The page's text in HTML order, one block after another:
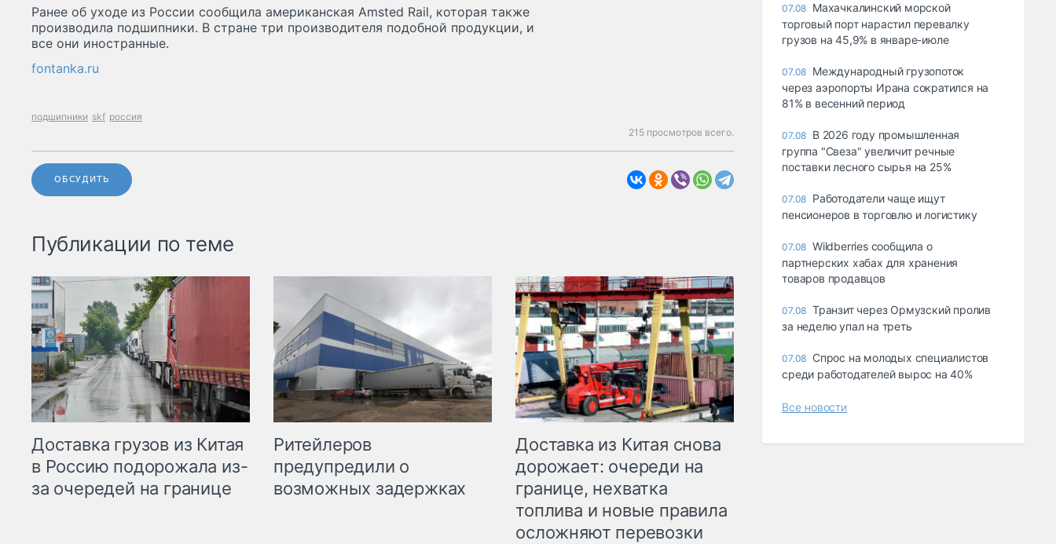
Ранее об уходе из России сообщила американская Amsted Rail, которая также
производила подшипники. В стране три производителя подобной продукции, и
все они иностранные.
fontanka.ru
подшипники skf россия
215 просмотров всего.
ОБСУДИТЬ
Публикации по теме
Доставка грузов из Китая
в Россию подорожала из-
за очередей на границе
Ритейлеров
предупредили о
возможных задержках
Доставка из Китая снова
дорожает: очереди на
границе, нехватка
топлива и новые правила
осложняют перевозки
07.08 Махачкалинский морской
торговый порт нарастил перевалку
грузов на 45,9% в январе-июле
07.08 Международный грузопоток
через аэропорты Ирана сократился на
81% в весенний период
07.08 В 2026 году промышленная
группа "Свеза" увеличит речные
поставки лесного сырья на 25%
07.08 Работодатели чаще ищут
пенсионеров в торговлю и логистику
07.08 Wildberries сообщила о
партнерских хабах для хранения
товаров продавцов
07.08 Транзит через Ормузский пролив
за неделю упал на треть
07.08 Спрос на молодых специалистов
среди работодателей вырос на 40%
Все новости